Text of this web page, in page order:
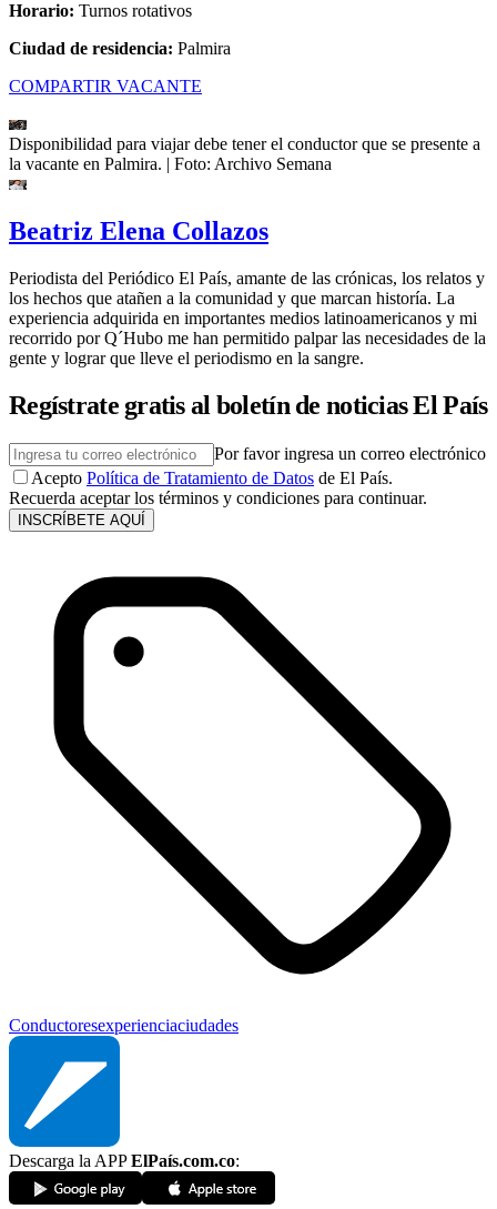
Horario: Turnos rotativos
Ciudad de residencia: Palmira
COMPARTIR VACANTE
Disponibilidad para viajar debe tener el conductor que se presente a
la vacante en Palmira.
| Foto: Archivo Semana
Beatriz Elena Collazos
Periodista del Periódico El País, amante de las crónicas, los relatos y
los hechos que atañen a la comunidad y que marcan historía. La
experiencia adquirida en importantes medios latinoamericanos y mi
recorrido por Q´Hubo me han permitido palpar las necesidades de la
gente y lograr que lleve el periodismo en la sangre.
Regístrate gratis al boletín de noticias El País
Por favor ingresa un correo electrónico
Acepto Política de Tratamiento de Datos de El País.
Recuerda aceptar los términos y condiciones para continuar.
INSCRÍBETE AQUÍ
Conductoresexperienciaciudades
Descarga la APPElPaís.com.co: